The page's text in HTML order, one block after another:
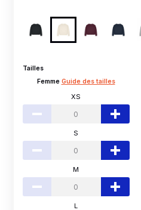
Tailles
Femme Guide des tailles
XS
S
M
L